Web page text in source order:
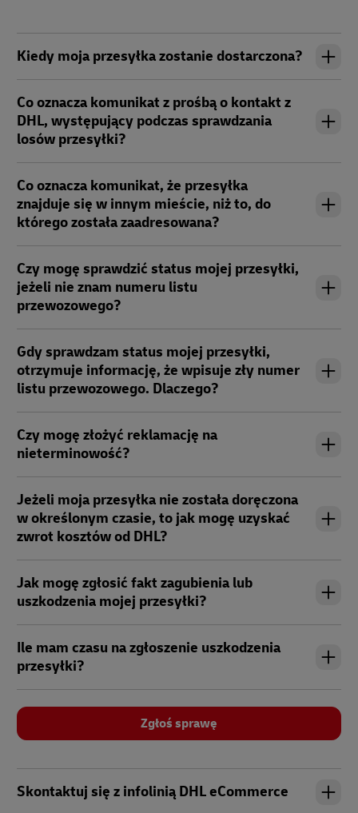
Kiedy moja przesyłka zostanie dostarczona?
Co oznacza komunikat z prośbą o kontakt z
DHL, występujący podczas sprawdzania
losów przesyłki?
Co oznacza komunikat, że przesyłka
znajduje się w innym mieście, niż to, do
którego została zaadresowana?
Czy mogę sprawdzić status mojej przesyłki,
jeżeli nie znam numeru listu
przewozowego?
Gdy sprawdzam status mojej przesyłki,
otrzymuje informację, że wpisuje zły numer
listu przewozowego. Dlaczego?
Czy mogę złożyć reklamację na
nieterminowość?
Jeżeli moja przesyłka nie została doręczona
w określonym czasie, to jak mogę uzyskać
zwrot kosztów od DHL?
Jak mogę zgłosić fakt zagubienia lub
uszkodzenia mojej przesyłki?
Ile mam czasu na zgłoszenie uszkodzenia
przesyłki?
Zgłoś sprawę
Skontaktuj się z infolinią DHL eCommerce